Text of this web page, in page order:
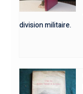
division militaire.